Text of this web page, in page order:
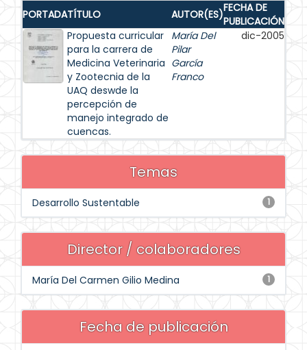
PORTADATÍTULO AUTOR(ES)FECHA DE
PUBLICACIÓN
Propuesta curricular
para la carrera de
Medicina Veterinaria
y Zootecnia de la
UAQ deswde la
percepción de
manejo integrado de
cuencas.
María Del
Pilar
García
Franco
dic-2005
Temas
1
Desarrollo Sustentable
Director / colaboradores
1
María Del Carmen Gilio Medina
Fecha de publicación